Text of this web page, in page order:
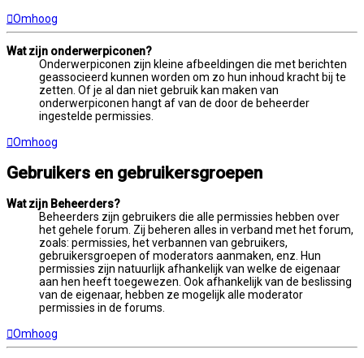
Omhoog
Wat zijn onderwerpiconen?
Onderwerpiconen zijn kleine afbeeldingen die met berichten
geassocieerd kunnen worden om zo hun inhoud kracht bij te
zetten. Of je al dan niet gebruik kan maken van
onderwerpiconen hangt af van de door de beheerder
ingestelde permissies.
Omhoog
Gebruikers en gebruikersgroepen
Wat zijn Beheerders?
Beheerders zijn gebruikers die alle permissies hebben over
het gehele forum. Zij beheren alles in verband met het forum,
zoals: permissies, het verbannen van gebruikers,
gebruikersgroepen of moderators aanmaken, enz. Hun
permissies zijn natuurlijk afhankelijk van welke de eigenaar
aan hen heeft toegewezen. Ook afhankelijk van de beslissing
van de eigenaar, hebben ze mogelijk alle moderator
permissies in de forums.
Omhoog